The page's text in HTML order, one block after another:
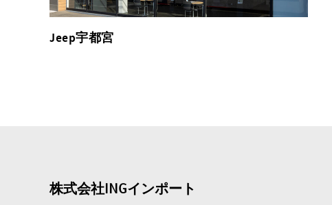
Jeep宇都宮
株式会社INGインポート